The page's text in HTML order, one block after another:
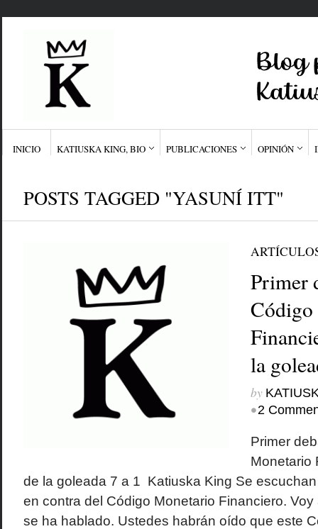
INICIO KATIUSKA KING, BIO PUBLICACIONES OPINIÓN
POSTS TAGGED "YASUNÍ ITT"
Primer
la
by
•2
Primer
Monetario
de la goleada 7 a 1 Katiuska King Se
en contra del Código Monetario Financiero.
se ha hablado. Ustedes habrán oído que este